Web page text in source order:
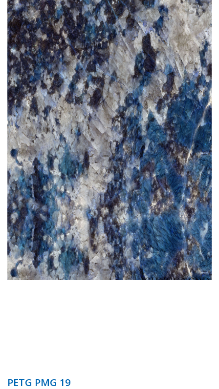
PETG PMG 19